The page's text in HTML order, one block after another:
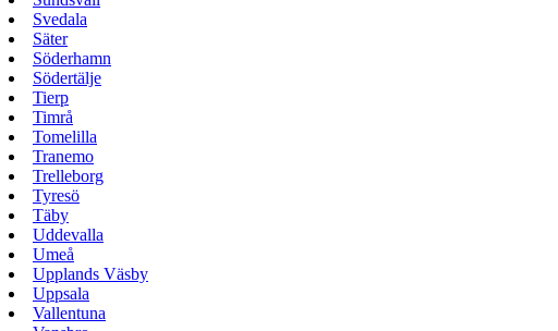
Svedala
Säter
Söderhamn
Södertälje
Tierp
Timrå
Tomelilla
Tranemo
Trelleborg
Tyresö
Täby
Uddevalla
Umeå
Upplands Väsby
Uppsala
Vallentuna